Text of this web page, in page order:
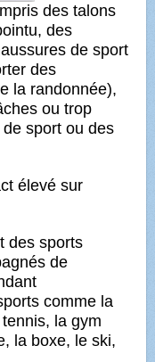
des talons
des
de sport
des
la randonnée),
ou trop
de sport oudes
élevé sur
des sports
de
comme la
la gym
la boxe, le ski,